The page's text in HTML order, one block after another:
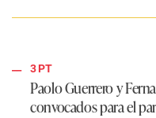
3 PT
Paolo Guerrero y
convocados para el